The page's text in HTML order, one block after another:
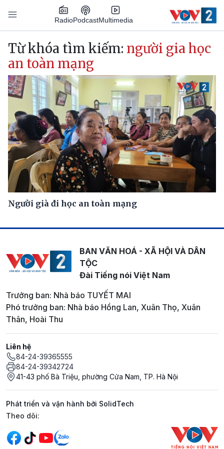
Nhảy đến nội dung
RadioPodcastMultimedia
Main navigation
Từ khóa tìm kiếm: người gia học
an toàn mạng
Người già đi học an toàn mạng
BAN VĂN HOÁ - XÃ HỘI VÀ DÂN
TỘC
Đài Tiếng nói Việt Nam
Trưởng ban: Nhà báo TUYẾT MAI
Phó trưởng ban: Nhà báo Hồng Lan, Xuân Thọ, Xuân
Thân, Hoài Thu
Liên hệ
84-24-39365555
84-24-39342724
41-43 phố Bà Triệu, phường Cửa Nam, TP. Hà Nội
Phát triển và vận hành bởi SolidTech
Mạng xã hội
Theo dõi: